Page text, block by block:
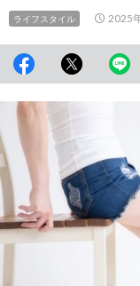
ライフスタイル 2025